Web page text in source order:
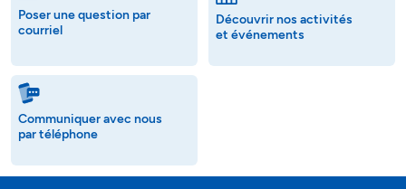
Poser une question par
courriel
Découvrir nos activités
et événements
Communiquer avec nous
par téléphone